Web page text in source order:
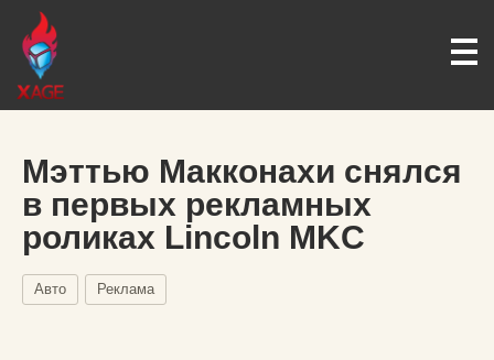
Мэттью Макконахи снялся
в первых рекламных
роликах Lincoln MKC
Авто Реклама